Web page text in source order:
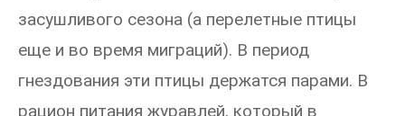
засушливого сезона (а перелетные птицы
еще и во время миграций). В период
гнездования эти птицы держатся парами. В
рацион питания журавлей, который в